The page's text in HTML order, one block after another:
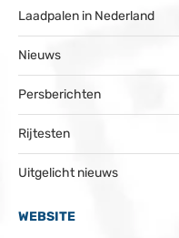
Laadpalen in Nederland
Nieuws
Persberichten
Rijtesten
Uitgelicht nieuws
WEBSITE